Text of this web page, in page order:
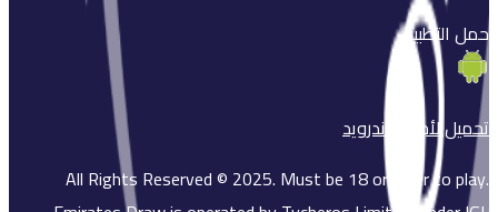
حمل التطبيق
تحميل لأجهزة
أندرويد
All Rights Reserved © 2025. Must be 18 or older to play.